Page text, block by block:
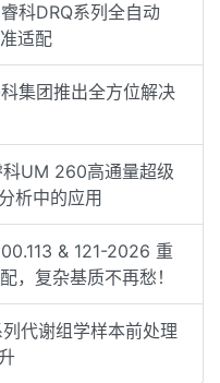
科DRQ系列全自动
适配
集团推出全方位解决
UM 260高通量超级
析中的应用
& 121-2026 重
，复杂基质不再愁！
代谢组学样本前处理